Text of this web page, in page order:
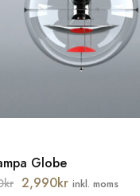
Globe
kr 2,990kr inkl. moms